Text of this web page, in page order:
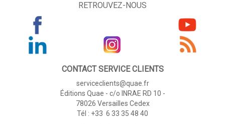
RETROUVEZ-NOUS
CONTACT SERVICE CLIENTS
serviceclients@quae.fr
Éditions Quae - c/o INRAE RD 10 -
78026 Versailles Cedex
Tél : +33 6 33 35 48 40